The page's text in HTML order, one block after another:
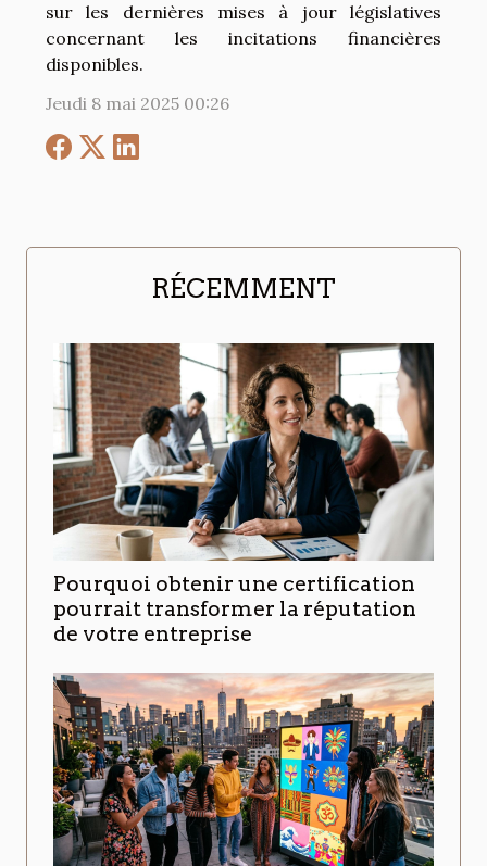
sur les dernières mises à jour législatives
concernant les incitations financières
disponibles.
Jeudi 8 mai 2025 00:26
RÉCEMMENT
Pourquoi obtenir une certification
pourrait transformer la réputation
de votre entreprise